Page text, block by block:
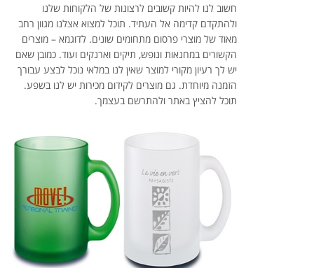
חשוב לנו להיות קשובים לרצונות של הלקוחות שלנו
ולהתקדם קדימה אל העתיד. תוכל למצוא אצלנו מגוון רחב
מאוד של מוצרי פרסום מתחומים שונים. לדוגמא – מוצרים
הקשורים במחנאות ונופש, תיקים וארנקים ועוד. כמובן שאם
יש לך רעיון מקורי למוצר שאין לנו במלאי נוכל לבצע עבורך
הזמנה מיוחדת. גם מוצרים לקידום מכירות יש לנו בשפע.
תוכל להציץ באתר ולהתרשם בעצמך.